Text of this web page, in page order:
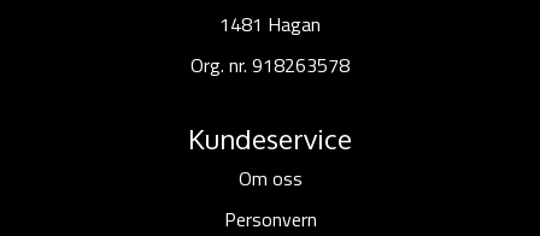
1481 Hagan
Org. nr. 918263578
Kundeservice
Om oss
Personvern